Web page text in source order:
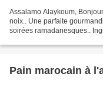
Assalamo Alaykoum,
noix.. Une parfaite
soirées ramadanesques..
Pain marocain à